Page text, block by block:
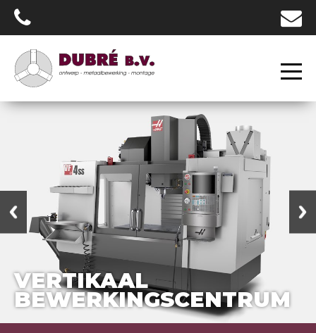
VERTIKAAL
BEWERKINGSCENTRUM